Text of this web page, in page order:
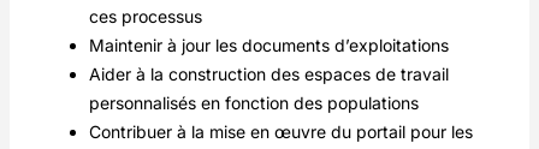
ces processus
Maintenir à jour les documents d’exploitations
Aider à la construction des espaces de travail
personnalisés en fonction des populations
Contribuer à la mise en œuvre du portail pour les